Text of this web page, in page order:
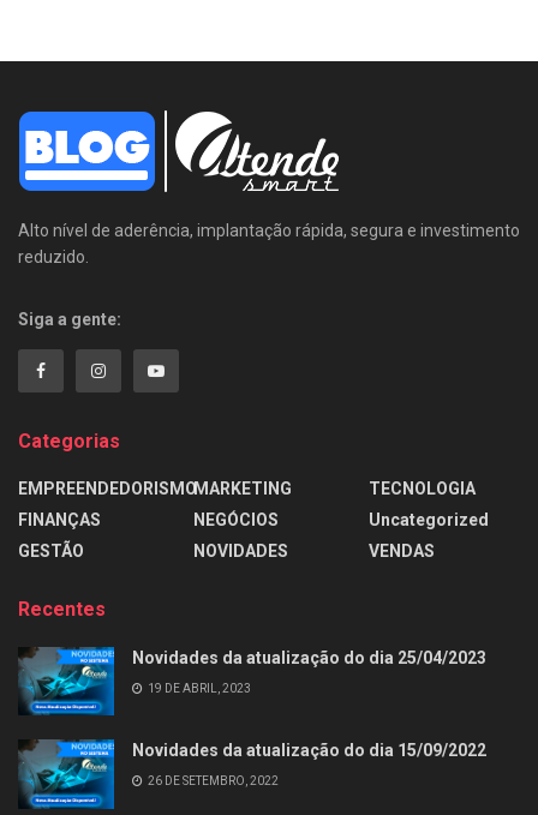
Alto nível de aderência, implantação rápida, segura e investimento
reduzido.
Siga a gente:
Categorias
EMPREENDEDORISMO
FINANÇAS
GESTÃO
MARKETING
NEGÓCIOS
NOVIDADES
TECNOLOGIA
Uncategorized
VENDAS
Recentes
Novidades da atualização do dia 25/04/2023
19 DE ABRIL, 2023
Novidades da atualização do dia 15/09/2022
26 DE SETEMBRO, 2022